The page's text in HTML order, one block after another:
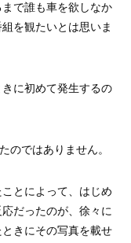
まで誰も車を欲しなか
を観たいとは思いま
に初めて発生するの
のではありません。
とによって、はじめ
だったのが、徐々に
きにその写真を載せ